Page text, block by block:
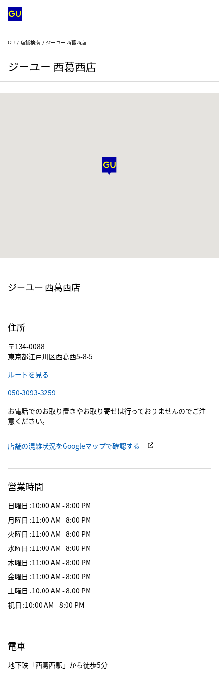
GU 店舗検索 ジーユー 西葛西店
ジーユー 西葛西店
ジーユー 西葛西店
住所
〒134-0088
東京都江戸川区西葛西5-8-5
ルートを見る
050-3093-3259
お電話でのお取り置きやお取り寄せは行っておりませんのでご注
意ください。
店舗の混雑状況をGoogleマップで確認する
営業時間
日曜日 :10:00 AM - 8:00 PM
月曜日 :11:00 AM - 8:00 PM
火曜日 :11:00 AM - 8:00 PM
水曜日 :11:00 AM - 8:00 PM
木曜日 :11:00 AM - 8:00 PM
金曜日 :11:00 AM - 8:00 PM
土曜日 :10:00 AM - 8:00 PM
祝日 :10:00 AM - 8:00 PM
電車
地下鉄「西葛西駅」から徒歩5分